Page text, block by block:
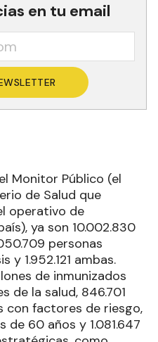
en tu email
Monitor Público (el
de Salud que
operativo de
ya son 10.002.830
personas
y 1.952.121 ambas.
de inmunizados
de la salud, 846.701
con factores de riesgo,
de 60 años y 1.081.647